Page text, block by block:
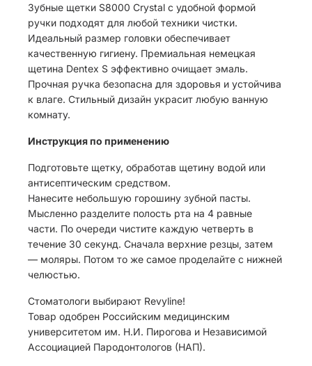
Зубные щетки S8000 Crystal с удобной формой
ручки подходят для любой техники чистки.
Идеальный размер головки обеспечивает
качественную гигиену. Премиальная немецкая
щетина Dentex S эффективно очищает эмаль.
Прочная ручка безопасна для здоровья и устойчива
к влаге. Стильный дизайн украсит любую ванную
комнату.
Инструкция по применению
Подготовьте щетку, обработав щетину водой или
антисептическим средством.
Нанесите небольшую горошину зубной пасты.
Мысленно разделите полость рта на 4 равные
части. По очереди чистите каждую четверть в
течение 30 секунд. Сначала верхние резцы, затем
— моляры. Потом то же самое проделайте с нижней
челюстью.
Стоматологи выбирают Revyline!
Товар одобрен Российским медицинским
университетом им. Н.И. Пирогова и Независимой
Ассоциацией Пародонтологов (НАП).